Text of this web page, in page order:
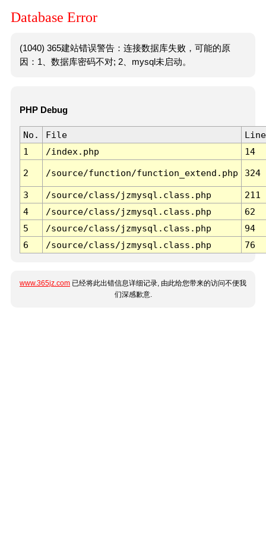
Database Error
(1040) 365建站错误警告：连接数据库失败，可能的原
因：1、数据库密码不对; 2、mysql未启动。
PHP Debug
No. File
Line
1
/index.php 14
2 /source/function/function_extend.php 324
3 /source/class/jzmysql.class.php
211
4
/source/class/jzmysql.class.php
62
5
/source/class/jzmysql.class.php
94
6
/source/class/jzmysql.class.php 76
www.365jz.com 已经将此出错信息详细记录, 由此给您带来的访问不便我
们深感歉意.